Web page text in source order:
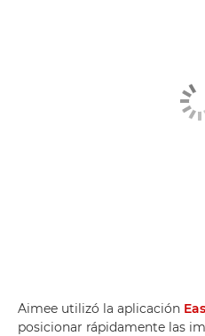
Aimee utilizó la aplicación
posicionar rápidamente las